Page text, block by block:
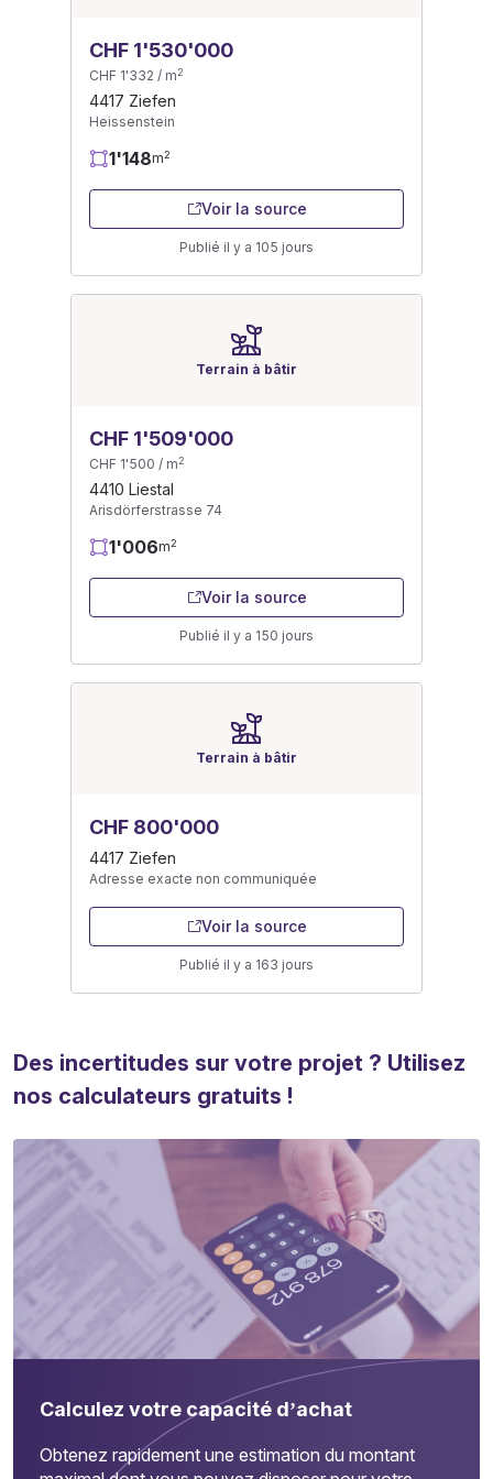
CHF 1'530'000
CHF 1'332 / m2
4417 Ziefen
Heissenstein
1'148m2
Voir la source
Publié il y a 105 jours
Terrain à bâtir
CHF 1'509'000
CHF 1'500 / m2
4410 Liestal
Arisdörferstrasse 74
1'006m2
Voir la source
Publié il y a 150 jours
Terrain à bâtir
CHF 800'000
4417 Ziefen
Adresse exacte non communiquée
Voir la source
Publié il y a 163 jours
Des incertitudes sur votre projet ? Utilisez
nos calculateurs gratuits !
Calculez votre capacité d’achat
Obtenez rapidement une estimation du montant